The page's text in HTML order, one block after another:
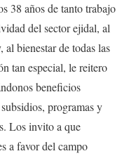
38 años de tanto trabajo
del sector ejidal, al
bienestar de todas las
tan especial, le reitero
beneficios
programas y
Los invito a que
a favor del campo